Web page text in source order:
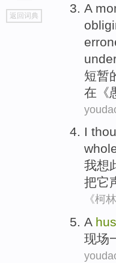
go
top
返回词典
A
短暂
在《
I
我想
把它
《柯
A
现场